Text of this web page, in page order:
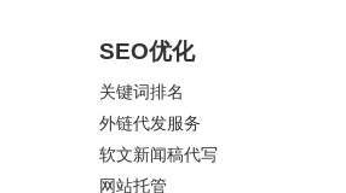
SEO优化
关键词排名
外链代发服务
软文新闻稿代写
网站托管